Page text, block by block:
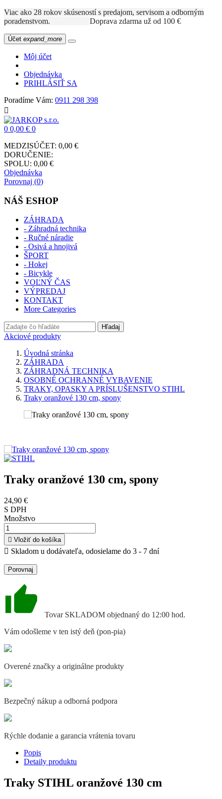
Viac ako 28 rokov skúseností s predajom, servisom a odborným
poradenstvom. Doprava zdarma už od 100 €
Účet expand_more
Môj účet
Objednávka
PRIHLÁSIŤ SA
Poradíme Vám: 0911 298 398

0 0,00 € 0
MEDZISÚČET: 0,00 €
DORUČENIE:
SPOLU: 0,00 €
Objednávka
Porovnaj (0)
NÁŠ ESHOP
ZÁHRADA
- Záhradná technika
- Ručné náradie
- Osivá a hnojivá
ŠPORT
- Hokej
- Bicykle
VOĽNÝ ČAS
VÝPREDAJ
KONTAKT
More Categories
Hľadaj
Akciové produkty
Úvodná stránka
ZÁHRADA
ZÁHRADNÁ TECHNIKA
OSOBNÉ OCHRANNÉ VYBAVENIE
TRAKY, OPASKY A PRÍSLUŠENSTVO STIHL
Traky oranžové 130 cm, spony
Traky oranžové 130 cm, spony
24,90 €
S DPH
Množstvo
 Vložiť do košíka
 Skladom u dodávateľa, odosielame do 3 - 7 dní
Porovnaj
Tovar SKLADOM objednaný do 12:00 hod.
Vám odošleme v ten istý deň (pon-pia)
Overené značky a originálne produkty
Bezpečný nákup a odborná podpora
Rýchle dodanie a garancia vrátenia tovaru
Popis
Detaily produktu
Traky STIHL oranžové 130 cm